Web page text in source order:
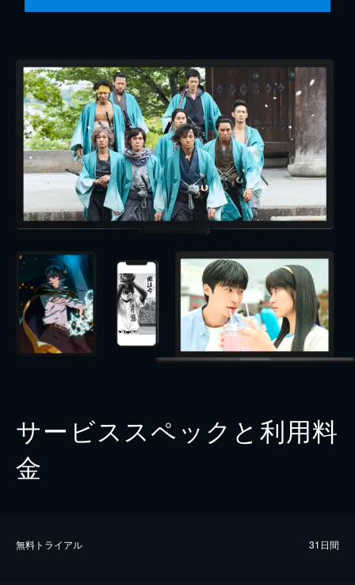
サービススペックと利用料
金
無料トライアル 31日間